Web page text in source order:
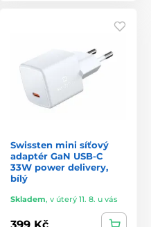
Swissten mini síťový
adaptér GaN USB-C
33W power delivery,
bílý
Skladem, v úterý 11. 8. u vás